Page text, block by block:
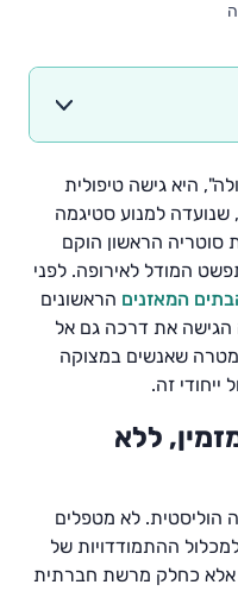
היא גישה טיפולית
למנוע סטיגמה
סוטריה הראשון הוקם
ה-70, ומשם התפשט המודל לאירופה. לפני
המאזנים הראשונים
הגישה את דרכה גם אל
שאנשים במצוקה
ייחודי זה.
ללא
הוליסטית. לא מטפלים
ההתמודדויות של
אלא כחלק מרשת חברתית